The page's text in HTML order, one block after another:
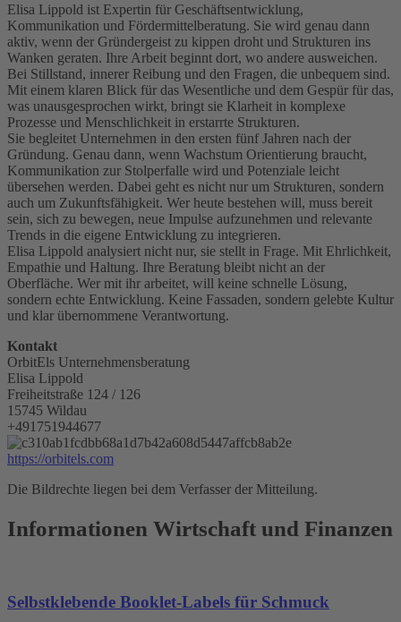
Elisa Lippold ist Expertin für Geschäftsentwicklung,
Kommunikation und Fördermittelberatung. Sie wird genau dann
aktiv, wenn der Gründergeist zu kippen droht und Strukturen ins
Wanken geraten. Ihre Arbeit beginnt dort, wo andere ausweichen.
Bei Stillstand, innerer Reibung und den Fragen, die unbequem sind.
Mit einem klaren Blick für das Wesentliche und dem Gespür für das,
was unausgesprochen wirkt, bringt sie Klarheit in komplexe
Prozesse und Menschlichkeit in erstarrte Strukturen.
Sie begleitet Unternehmen in den ersten fünf Jahren nach der
Gründung. Genau dann, wenn Wachstum Orientierung braucht,
Kommunikation zur Stolperfalle wird und Potenziale leicht
übersehen werden. Dabei geht es nicht nur um Strukturen, sondern
auch um Zukunftsfähigkeit. Wer heute bestehen will, muss bereit
sein, sich zu bewegen, neue Impulse aufzunehmen und relevante
Trends in die eigene Entwicklung zu integrieren.
Elisa Lippold analysiert nicht nur, sie stellt in Frage. Mit Ehrlichkeit,
Empathie und Haltung. Ihre Beratung bleibt nicht an der
Oberfläche. Wer mit ihr arbeitet, will keine schnelle Lösung,
sondern echte Entwicklung. Keine Fassaden, sondern gelebte Kultur
und klar übernommene Verantwortung.
Kontakt
OrbitEls Unternehmensberatung
Elisa Lippold
Freiheitstraße 124 / 126
15745 Wildau
+491751944677
https://orbitels.com
Die Bildrechte liegen bei dem Verfasser der Mitteilung.
Informationen Wirtschaft und Finanzen
Selbstklebende Booklet-Labels für Schmuck